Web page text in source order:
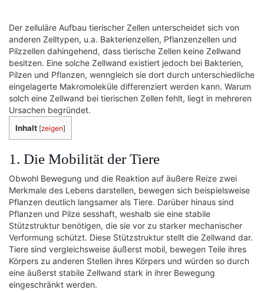
Der zelluläre Aufbau tierischer Zellen unterscheidet sich von
anderen Zelltypen, u.a. Bakterienzellen, Pflanzenzellen und
Pilzzellen dahingehend, dass tierische Zellen keine Zellwand
besitzen. Eine solche Zellwand existiert jedoch bei Bakterien,
Pilzen und Pflanzen, wenngleich sie dort durch unterschiedliche
eingelagerte Makromoleküle differenziert werden kann. Warum
solch eine Zellwand bei tierischen Zellen fehlt, liegt in mehreren
Ursachen begründet.
Inhalt [zeigen]
1. Die Mobilität der Tiere
Obwohl Bewegung und die Reaktion auf äußere Reize zwei
Merkmale des Lebens darstellen, bewegen sich beispielsweise
Pflanzen deutlich langsamer als Tiere. Darüber hinaus sind
Pflanzen und Pilze sesshaft, weshalb sie eine stabile
Stützstruktur benötigen, die sie vor zu starker mechanischer
Verformung schützt. Diese Stützstruktur stellt die Zellwand dar.
Tiere sind vergleichsweise äußerst mobil, bewegen Teile ihres
Körpers zu anderen Stellen ihres Körpers und würden so durch
eine äußerst stabile Zellwand stark in ihrer Bewegung
eingeschränkt werden.